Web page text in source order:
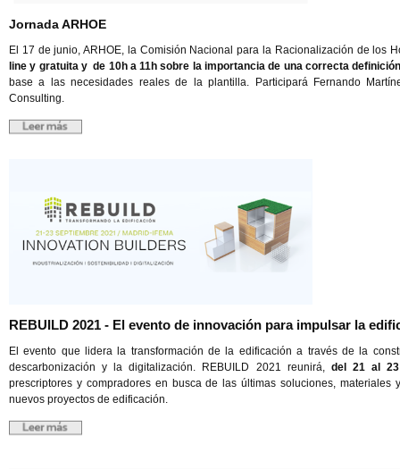
Jornada ARHOE
El 17 de junio, ARHOE, la Comisión Nacional para la Racionalización de los
line y gratuita y de 10h a 11h sobre la importancia de una correcta
base a las necesidades reales de la plantilla. Participará Fernando
Consulting.
REBUILD 2021 - El evento de innovación para impulsar la
El evento que lidera la transformación de la edificación a través de la
descarbonización y la digitalización. REBUILD 2021 reunirá, del 21 al 23
prescriptores y compradores en busca de las últimas soluciones, materiales
nuevos proyectos de edificación.